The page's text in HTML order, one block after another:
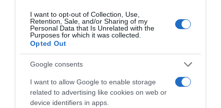
I want to opt-out of Collection, Use,
Retention, Sale, and/or Sharing of my
Personal Data that Is Unrelated with the
Purposes for which it was collected.
Opted Out
Google consents
I want to allow Google to enable storage
related to advertising like cookies on web or
device identifiers in apps.